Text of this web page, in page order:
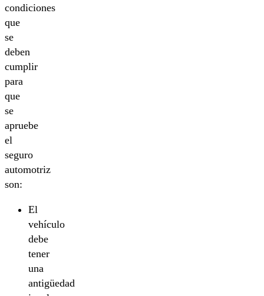
condiciones
que
se
deben
cumplir
para
que
se
apruebe
el
seguro
automotriz
son:
El
vehículo
debe
tener
una
antigüedad